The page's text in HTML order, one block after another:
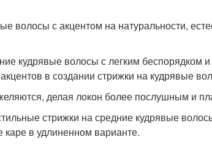
волосы с акцентом на натуральности,
кудрявые волосы с легким беспорядком
в создании стрижки на кудрявые
делая локон более послушным и
стрижки на средние кудрявые
в удлиненном варианте.